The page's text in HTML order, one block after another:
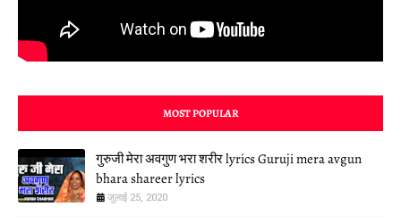
MOST POPULAR
गुरुजी मेरा अवगुण भरा शरीर lyrics Guruji mera avgun
bhara shareer lyrics
जुलाई 25, 2020